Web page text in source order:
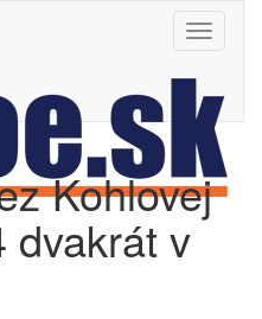
Toggle
Kohlovej
dvakrát v